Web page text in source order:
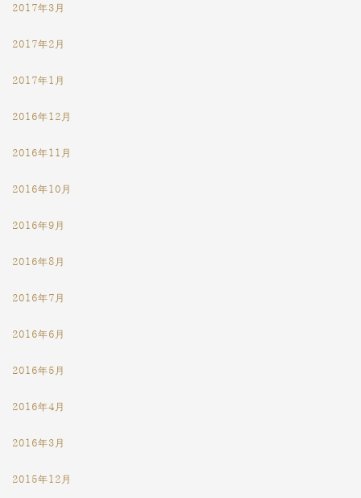
2017年3月
2017年2月
2017年1月
2016年12月
2016年11月
2016年10月
2016年9月
2016年8月
2016年7月
2016年6月
2016年5月
2016年4月
2016年3月
2015年12月